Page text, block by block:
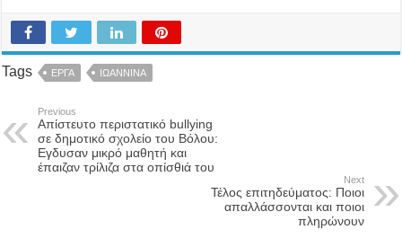
Tags ΕΡΓΑ ΙΩΑΝΝΙΝΑ
Previous
Απίστευτο περιστατικό bullying
σε δημοτικό σχολείο του Βόλου:
Εγδυσαν μικρό μαθητή και
έπαιζαν τρίλιζα στα οπίσθιά του
Next
Τέλος επιτηδεύματος: Ποιοι
απαλλάσσονται και ποιοι
πληρώνουν